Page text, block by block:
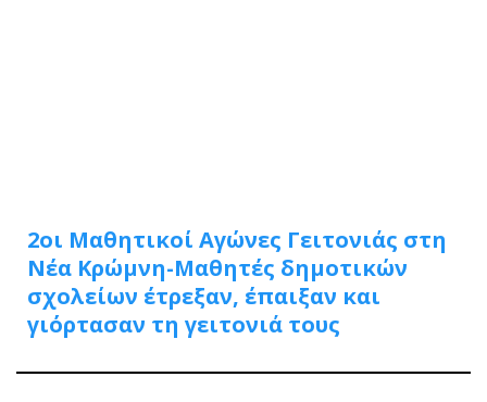
2οι Μαθητικοί Αγώνες Γειτονιάς στη
Νέα Κρώμνη-Μαθητές δημοτικών
σχολείων έτρεξαν, έπαιξαν και
γιόρτασαν τη γειτονιά τους